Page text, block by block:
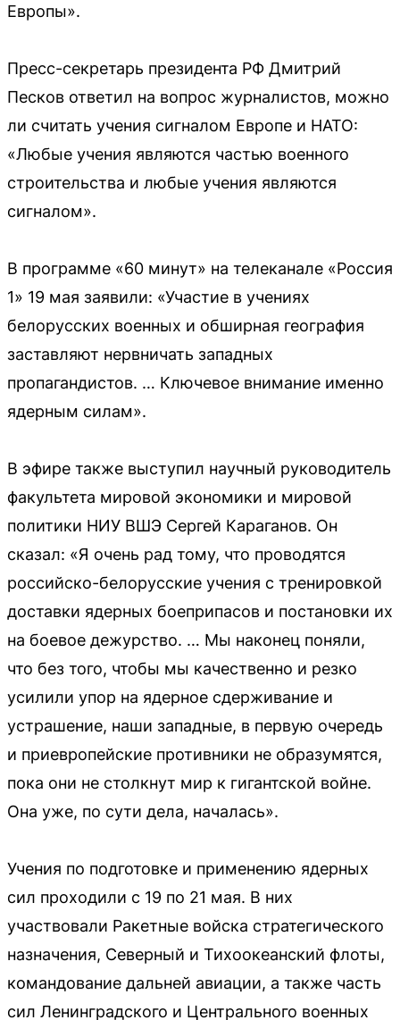
Европы».
Пресс-секретарь президента РФ Дмитрий
Песков ответил на вопрос журналистов, можно
ли считать учения сигналом Европе и НАТО:
«Любые учения являются частью военного
строительства и любые учения являются
сигналом».
В программе «60 минут» на телеканале «Россия
1» 19 мая заявили: «Участие в учениях
белорусских военных и обширная география
заставляют нервничать западных
пропагандистов. … Ключевое внимание именно
ядерным силам».
В эфире также выступил научный руководитель
факультета мировой экономики и мировой
политики НИУ ВШЭ Сергей Караганов. Он
сказал: «Я очень рад тому, что проводятся
российско-белорусские учения с тренировкой
доставки ядерных боеприпасов и постановки их
на боевое дежурство. … Мы наконец поняли,
что без того, чтобы мы качественно и резко
усилили упор на ядерное сдерживание и
устрашение, наши западные, в первую очередь
и приевропейские противники не образумятся,
пока они не столкнут мир к гигантской войне.
Она уже, по сути дела, началась».
Учения по подготовке и применению ядерных
сил проходили с 19 по 21 мая. В них
участвовали Ракетные войска стратегического
назначения, Северный и Тихоокеанский флоты,
командование дальней авиации, а также часть
сил Ленинградского и Центрального военных